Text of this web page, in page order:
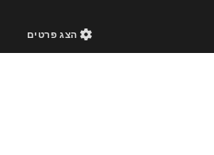
הצג פרטים